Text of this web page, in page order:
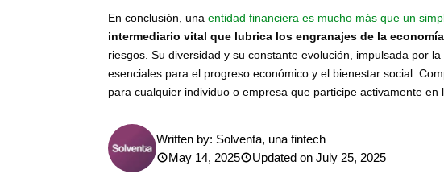
En conclusión, unaentidad financiera es mucho más que un
intermediario vital que lubrica los engranajes de la economía
riesgos. Su diversidad y su constante evolución, impulsada por
esenciales para el progreso económico y el bienestar social.
para cualquier individuo o empresa que participe activamente en
Written by: Solventa, una fintech
May 14, 2025
Updated on July 25, 2025